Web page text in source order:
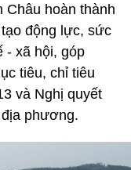
Châu hoàn thành
động lực, sức
- xã hội, góp
tiêu, chỉ tiêu
và Nghị quyết
phương.